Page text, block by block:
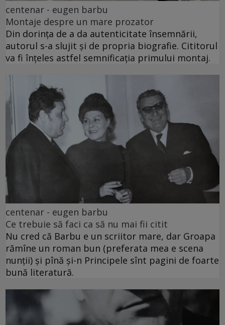
centenar - eugen barbu
Montaje despre un mare prozator
Din dorința de a da autenticitate însemnării,
autorul s-a slujit și de propria biografie. Cititorul
va fi înțeles astfel semnificația primului montaj.
centenar - eugen barbu
Ce trebuie să faci ca să nu mai fii citit
Nu cred că Barbu e un scriitor mare, dar Groapa
rămîne un roman bun (preferata mea e scena
nunții) și pînă și-n Principele sînt pagini de foarte
bună literatură.